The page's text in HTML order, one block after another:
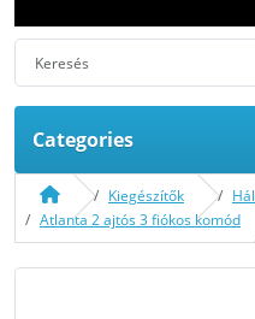
Categories
Kiegészítők
Atlanta 2 ajtós 3 fiókos komód